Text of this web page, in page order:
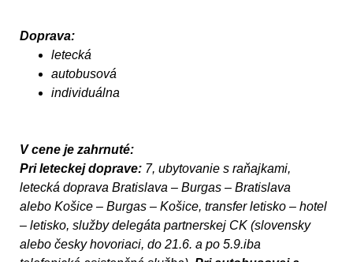
Doprava:
letecká
autobusová
individuálna
V cene je zahrnuté:
Pri leteckej doprave: 7, ubytovanie s raňajkami,
letecká doprava Bratislava – Burgas – Bratislava
alebo Košice – Burgas – Košice, transfer letisko – hotel
– letisko, služby delegáta partnerskej CK (slovensky
alebo česky hovoriaci, do 21.6. a po 5.9.iba